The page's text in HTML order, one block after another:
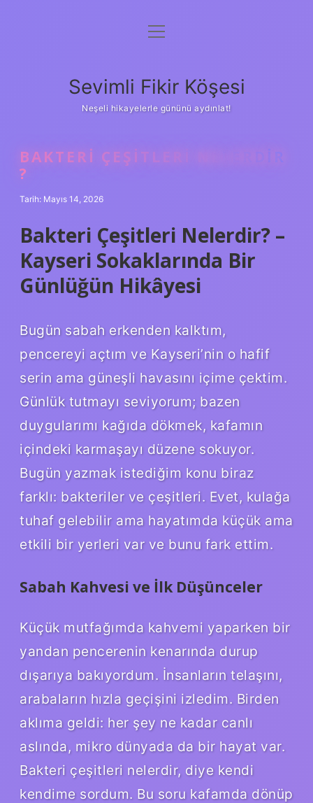
Anasayfa
Yasal Uyarı
menüyü
Sevimli Fikir Köşesi
Neşeli hikayelerle gününü aydınlat!
BAKTERI ÇEŞITLERI NELERDIR
?
Tarih: Mayıs 14, 2026
Bakteri Çeşitleri Nelerdir? –
Kayseri Sokaklarında Bir
Günlüğün Hikâyesi
Bugün sabah erkenden kalktım,
pencereyi açtım ve Kayseri’nin o hafif
serin ama güneşli havasını içime çektim.
Günlük tutmayı seviyorum; bazen
duygularımı kağıda dökmek, kafamın
içindeki karmaşayı düzene sokuyor.
Bugün yazmak istediğim konu biraz
farklı: bakteriler ve çeşitleri. Evet, kulağa
tuhaf gelebilir ama hayatımda küçük ama
etkili bir yerleri var ve bunu fark ettim.
Sabah Kahvesi ve İlk Düşünceler
Küçük mutfağımda kahvemi yaparken bir
yandan pencerenin kenarında durup
dışarıya bakıyordum. İnsanların telaşını,
arabaların hızla geçişini izledim. Birden
aklıma geldi: her şey ne kadar canlı
aslında, mikro dünyada da bir hayat var.
Bakteri çeşitleri nelerdir, diye kendi
kendime sordum. Bu soru kafamda dönüp